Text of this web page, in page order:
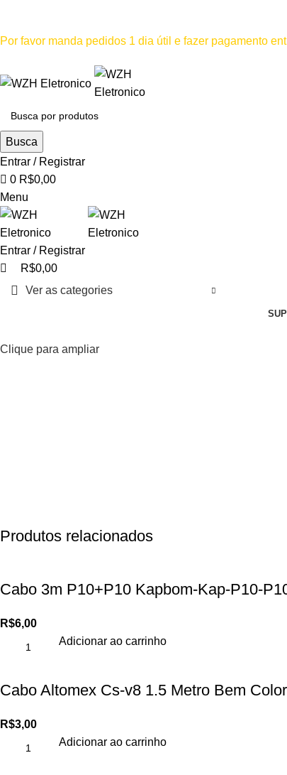
Por favor manda pedidos 1 dia útil e fazer pagamento
Busca
Entrar / Registrar
0 R$0,00
Menu
Entrar / Registrar
R$0,00
Ver as categories
Clique para ampliar
Produtos relacionados
Cabo 3m P10+P10 Kapbom-Kap-P10-
R$6,00
Adicionar ao carrinho
Cabo Altomex Cs-v8 1.5 Metro Bem
R$3,00
Adicionar ao carrinho